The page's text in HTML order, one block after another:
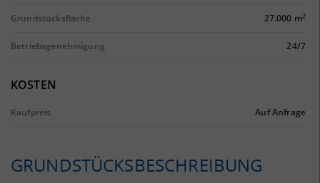
Grundstücksfläche 27.000 m2
Betriebsgenehmigung 24/7
KOSTEN
Kaufpreis Auf Anfrage
GRUNDSTÜCKS­BESCHREIBUNG